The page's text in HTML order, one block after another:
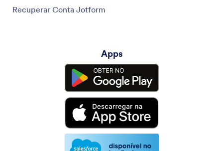
Recuperar Conta Jotform
Apps